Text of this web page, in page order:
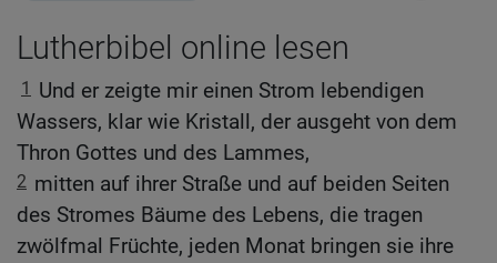
Lutherbibel online lesen
1 Und er zeigte mir einen Strom lebendigen
Wassers, klar wie Kristall, der ausgeht von dem
Thron Gottes und des Lammes,
2 mitten auf ihrer Straße und auf beiden Seiten
des Stromes Bäume des Lebens, die tragen
zwölfmal Früchte, jeden Monat bringen sie ihre